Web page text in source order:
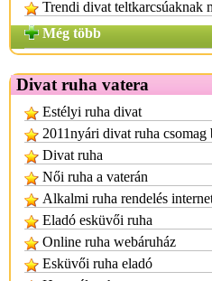
Trendi divat teltkarcsúaknak
Még több
Divat ruha vatera
Estélyi ruha divat
2011nyári divat ruha csomag
Divat ruha
Női ruha a vaterán
Alkalmi ruha rendelés
Eladó esküvői ruha
Online ruha webáruház
Esküvői ruha eladó